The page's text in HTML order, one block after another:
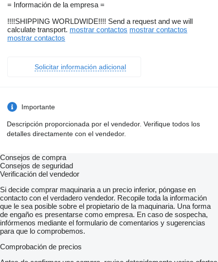
= Información de la empresa =
!!!!SHIPPING WORLDWIDE!!!! Send a request and we will
calculate transport. mostrar contactos mostrar contactos
mostrar contactos
Solicitar información adicional
Importante
Descripción proporcionada por el vendedor. Verifique todos los
detalles directamente con el vendedor.
Consejos de compra
Consejos de seguridad
Verificación del vendedor
Si decide comprar maquinaria a un precio inferior, póngase en
contacto con el verdadero vendedor. Recopile toda la información
que le sea posible sobre el propietario de la maquinaria. Una forma
de engaño es presentarse como empresa. En caso de sospecha,
infórmenos mediante el formulario de comentarios y sugerencias
para que lo comprobemos.
Comprobación de precios